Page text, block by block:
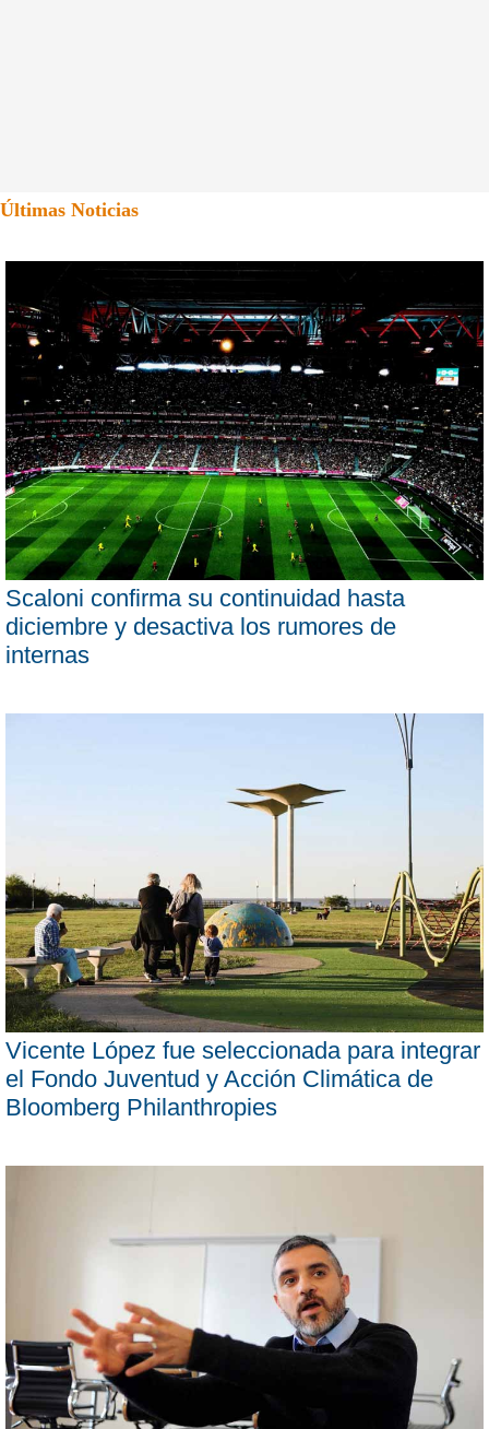
Últimas Noticias
Scaloni confirma su continuidad hasta
diciembre y desactiva los rumores de
internas
Vicente López fue seleccionada para integrar
el Fondo Juventud y Acción Climática de
Bloomberg Philanthropies